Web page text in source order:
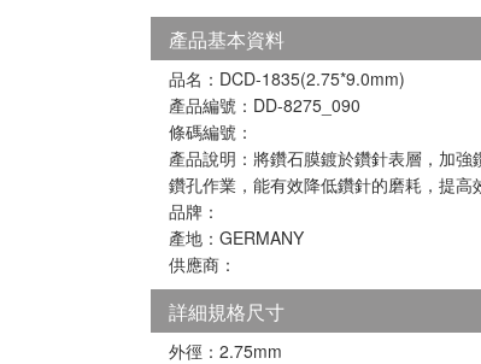
產品基本資料
品名：DCD-1835(2.75*9.0mm)
產品編號：DD-8275_090
條碼編號：
產品說明：將鑽石膜鍍於鑽針表層，加
鑽孔作業，能有效降低鑽針的磨耗，提高
品牌：
產地：GERMANY
供應商：
詳細規格尺寸
外徑：2.75mm